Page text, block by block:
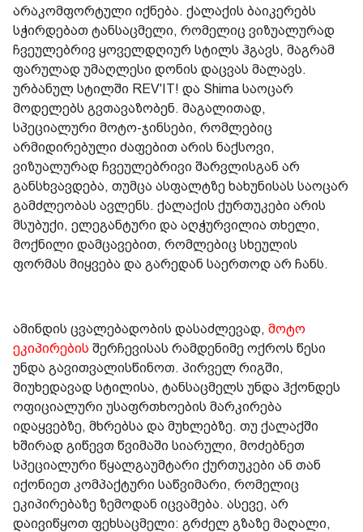
არაკომფორტული იქნება. ქალაქის ბაიკერებს
სჭირდებათ ტანსაცმელი, რომელიც ვიზუალურად
ჩვეულებრივ ყოველდღიურ სტილს ჰგავს, მაგრამ
ფარულად უმაღლესი დონის დაცვას მალავს.
ურბანულ სტილში REV'IT! და Shima საოცარ
მოდელებს გვთავაზობენ. მაგალითად,
სპეციალური მოტო-ჯინსები, რომლებიც
არმიდირებული ძაფებით არის ნაქსოვი,
ვიზუალურად ჩვეულებრივი შარვლისგან არ
განსხვავდება, თუმცა ასფალტზე ხახუნისას საოცარ
გამძლეობას ავლენს. ქალაქის ქურთუკები არის
მსუბუქი, ელეგანტური და აღჭურვილია თხელი,
მოქნილი დამცავებით, რომლებიც სხეულის
ფორმას მიყვება და გარედან საერთოდ არ ჩანს.
ამინდის ცვალებადობის დასაძლევად, მოტო
ეკიპირების შერჩევისას რამდენიმე ოქროს წესი
უნდა გავითვალისწინოთ. პირველ რიგში,
მიუხედავად სტილისა, ტანსაცმელს უნდა ჰქონდეს
ოფიციალური უსაფრთხოების მარკირება
იდაყვებზე, მხრებსა და მუხლებზე. თუ ქალაქში
ხშირად გიწევთ წვიმაში სიარული, მოძებნეთ
სპეციალური წყალგაუმტარი ქურთუკები ან თან
იქონიეთ კომპაქტური საწვიმარი, რომელიც
ეკიპირებაზე ზემოდან იცვამება. ასევე, არ
დაივიწყოთ ფეხსაცმელი: გრძელ გზაზე მაღალი,